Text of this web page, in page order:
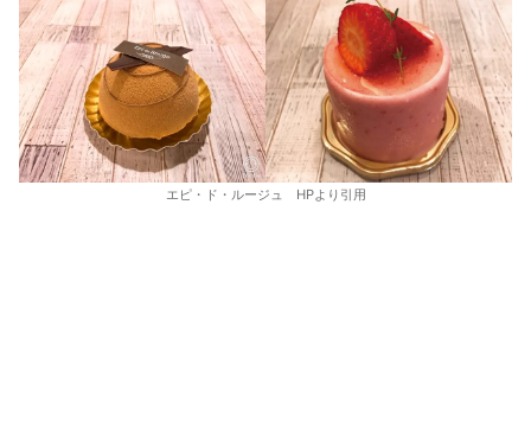
エピ・ド・ルージュ HPより引用